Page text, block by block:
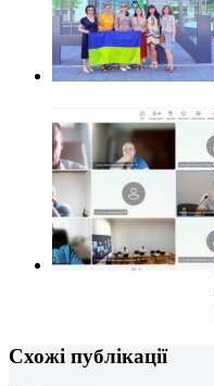
Схожі публікації